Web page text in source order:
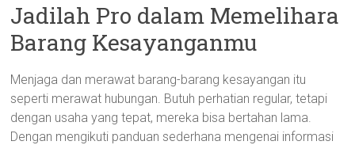
Jadilah Pro dalam Memelihara
Barang Kesayanganmu
Menjaga dan merawat barang-barang kesayangan itu
seperti merawat hubungan. Butuh perhatian regular, tetapi
dengan usaha yang tepat, mereka bisa bertahan lama.
Dengan mengikuti panduan sederhana mengenai informasi